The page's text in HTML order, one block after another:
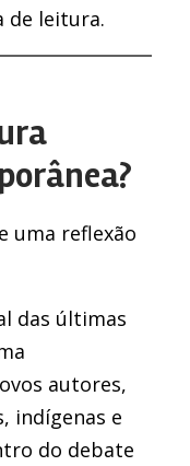
de leitura.
uma reflexão
das últimas
autores,
indígenas e
do debate